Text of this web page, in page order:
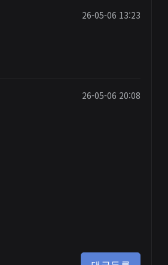
26-05-06 13:23
26-05-06 20:08